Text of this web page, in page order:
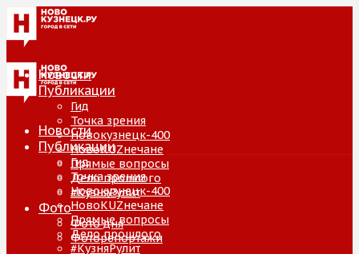
Новости
Публикации
Гид
Точка зрения
Новокузнецк-400
НовоKUZнечане
Прямые вопросы
Дело прошлого
#КузняРулит
Фото
Фото дня
Фоторепортажи
Новости
Публикации
Гид
Точка зрения
Новокузнецк-400
НовоKUZнечане
Прямые вопросы
Дело прошлого
#КузняРулит